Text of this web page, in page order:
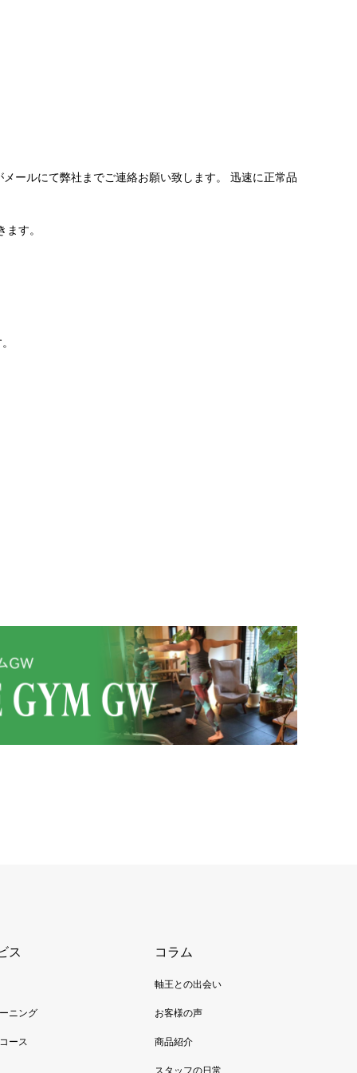
ールにて弊社までご連絡お願い致します。 迅速に正常品
す。
ス
ニング
ース
コラム
軸王との出会い
お客様の声
商品紹介